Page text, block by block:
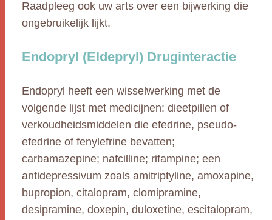
Raadpleeg ook uw arts over een bijwerking die
ongebruikelijk lijkt.
Endopryl (Eldepryl) Druginteractie
Endopryl heeft een wisselwerking met de
volgende lijst met medicijnen: dieetpillen of
verkoudheidsmiddelen die efedrine, pseudo-
efedrine of fenylefrine bevatten;
carbamazepine; nafcilline; rifampine; een
antidepressivum zoals amitriptyline, amoxapine,
bupropion, citalopram, clomipramine,
desipramine, doxepin, duloxetine, escitalopram,